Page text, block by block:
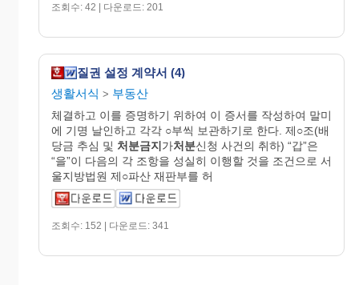
조회수: 42 | 다운로드: 201
질권 설정 계약서 (4)
생활서식 > 부동산
체결하고 이를 증명하기 위하여 이 증서를 작성하여 말미
에 기명 날인하고 각각 ○부씩 보관하기로 한다. 제○조(배
당금 추심 및 처분금지가처분신청 사건의 취하) “갑”은
“을”이 다음의 각 조항을 성실히 이행할 것을 조건으로 서
울지방법원 제○파산 재판부를 허
조회수: 152 | 다운로드: 341